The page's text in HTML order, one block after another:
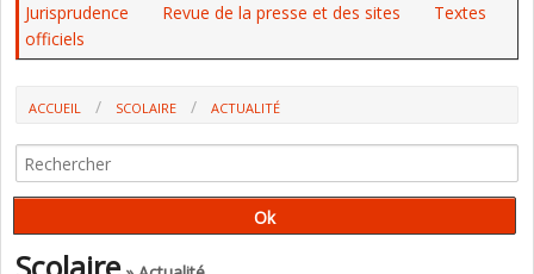
Jurisprudence
Revue de la presse et des sites
Textes
officiels
ACCUEIL SCOLAIRE
ACTUALITÉ
SANCTIONNÉE PAR LE MINISTÈRE ?